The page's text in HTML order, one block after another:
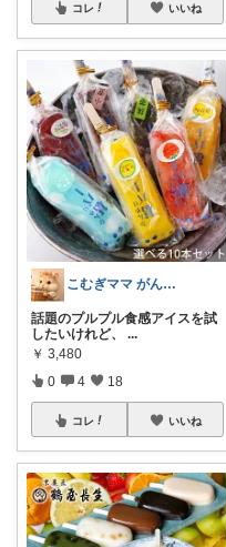
コレ いいね
こむぎママ がんばりすぎるママを救う
話題のプルプル食感アイスを試
したいけれど、
...
￥ 3,480
0 4 18
コレ いいね